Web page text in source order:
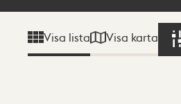
Visa lista Visa karta